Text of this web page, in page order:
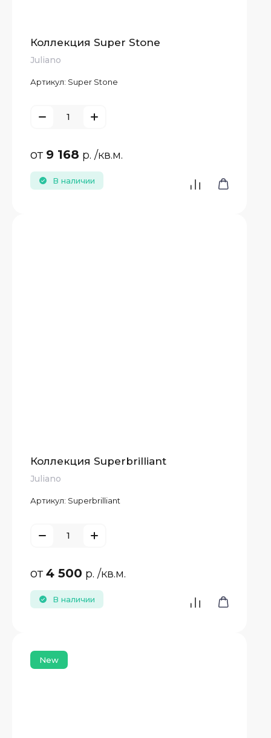
Коллекция Super Stone
Juliano
Артикул: Super Stone
от 9 168 р. /кв.м.
В наличии
Коллекция Superbrilliant
Juliano
Артикул: Superbrilliant
от4 500 р. /кв.м.
В наличии
New